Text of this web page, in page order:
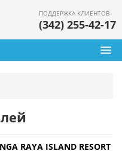
ПОДДЕРЖКА КЛИЕНТОВ
(342) 255-42-17
RAYA ISLAND RESORT